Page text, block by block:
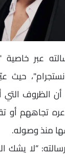
عبر
حيث
الظروف التي
تجاههم أو
منذ وصوله.
“لا يشك